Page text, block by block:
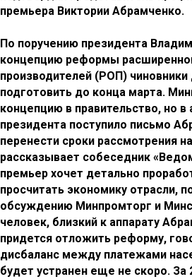
премьера Виктории Абрамченко.
По поручению президента
концепцию реформы
производителей (РОП)
подготовить до конца марта.
концепцию в правительство, но
президента поступило письмо
перенести сроки рассмотрения
рассказывает собеседник
премьер хочет детально
просчитать экономику отрасли,
обсуждению Минпромторг и
человек, близкий к аппарату
придется отложить реформу,
дисбаланс между платежами
будет устранен еще не скоро. За